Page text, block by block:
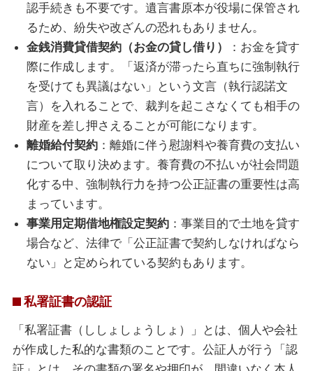
認手続きも不要です。遺言書原本が役場に保管され
るため、紛失や改ざんの恐れもありません。
金銭消費貸借契約（お金の貸し借り）
：お金を貸す
際に作成します。「返済が滞ったら直ちに強制執行
を受けても異議はない」という文言（執行認諾文
言）を入れることで、裁判を起こさなくても相手の
財産を差し押さえることが可能になります。
離婚給付契約 ：離婚に伴う慰謝料や養育費の支払い
について取り決めます。養育費の不払いが社会問題
化する中、強制執行力を持つ公正証書の重要性は高
まっています。
事業用定期借地権設定契約 ：事業目的で土地を貸す
場合など、法律で「公正証書で契約しなければなら
ない」と定められている契約もあります。
私署証書の認証
「私署証書（ししょしょうしょ）」とは、個人や会社
が作成した私的な書類のことです。公証人が行う「認